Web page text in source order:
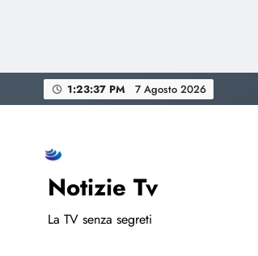
to
1:23:38 PM 7 Agosto 2026
Notizie Tv
La TV senza segreti